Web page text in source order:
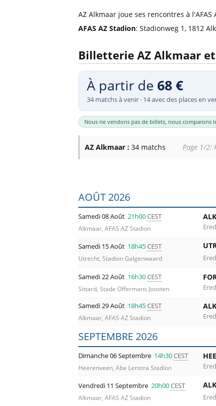
Billets Eredivisie Pays-Bas
Billets Pro League
Billets Saudi Pro League
Munich
AZ Alkmaar joue ses rencontres à
AFAS AZ Stadion: Stadionweg 1, 1812
Billetterie AZ Alkmaar
À partir de 68 €
34 matchs à venir · 14 avec des places en
Nous ne vendons pas de billets, nous comparons
AZ Alkmaar : 34 matchs Page 1/2:
Liste des prochains matchs : AZ
AOÛT 2026
Samedi 08 Août 21h00CEST
Alkmaar, AFAS AZ Stadion
Samedi 15 Août 18h45CEST
Utrecht, Stadion Galgenwaard
Samedi 22 Août 16h30CEST
Sittard, Stade Offermans Joosten
Samedi 29 Août 18h45CEST
Alkmaar, AFAS AZ Stadion
SEPTEMBRE 2026
Dimanche 06 Septembre 14h30CEST
Heerenveen, Abe Lenstra Stadion
Vendredi 11 Septembre 20h00CEST
Alkmaar, AFAS AZ Stadion